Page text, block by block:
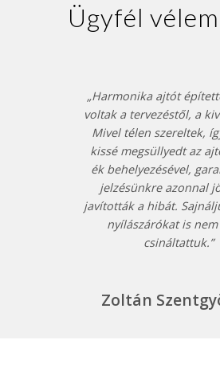
Ügyfél
„Harmonika ajtót
voltak a tervezéstől, a
Mivel télen szereltek,
kissé megsüllyedt az
ék behelyezésével,
jelzésünkre azonnal
javították a hibát.
nyílászárókat is
csináltattuk.”
Zoltán